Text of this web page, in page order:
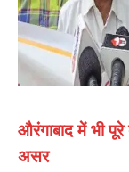
औरंगाबाद में भी
असर